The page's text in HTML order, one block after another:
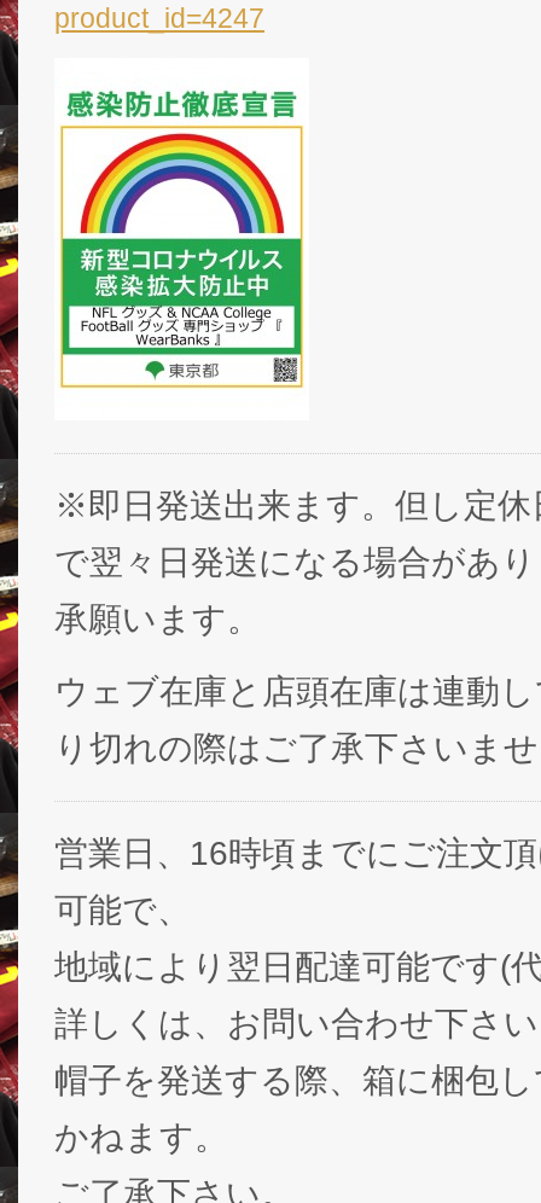
product_id=4247
※即日発送出来ます。但し定休
で翌々日発送になる場合があ
承願います。
ウェブ在庫と店頭在庫は連動
り切れの際はご了承下さいま
営業日、16時頃までにご注文
可能で、
地域により翌日配達可能です(
詳しくは、お問い合わせ下さ
帽子を発送する際、箱に梱包
かねます。
ご了承下さい。